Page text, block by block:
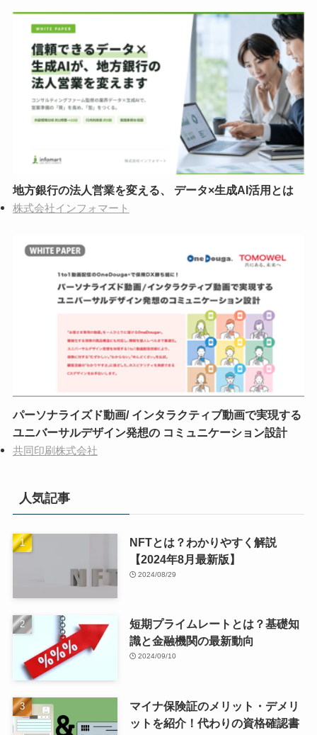
地方銀行の法人営業を変える、 データ×生成AI活用とは
株式会社インフォマート
パーソナライズド動画/ インタラクティブ動画で実現する
ユニバーサルデザイン発想の コミュニケーション設計
共同印刷株式会社
人気記事
NFTとは？わかりやすく解説
【2024年8月最新版】
2024/08/29
短期プライムレートとは？基礎知
識と金融機関の最新動向
2024/09/10
マイナ保険証のメリット・デメリ
ットを紹介！代わりの資格確認書